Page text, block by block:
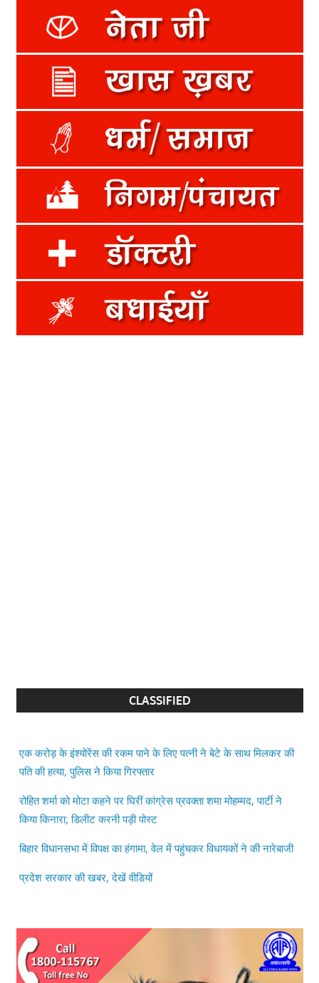
CLASSIFIED
रोहित शर्मा को मोटा कहने पर घिरीं कांग्रेस प्रवक्ता शमा मोहम्मद, पार्टी ने
बिहार विधानसभा में विपक्ष का हंगामा, वेल में पहुंचकर विधायकों ने की नारेबाजी
प्रदेश सरकार की खबर, देखें वीडियों